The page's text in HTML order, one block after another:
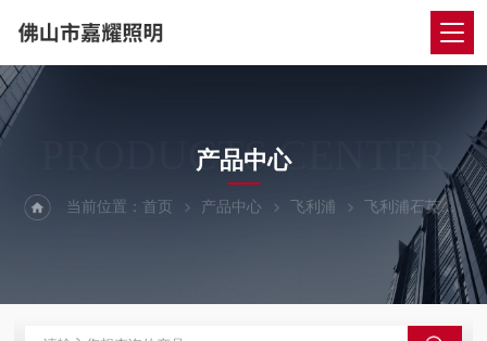
PRODUCTS CENTER
产品中心
当前位置：首页 产品中心 飞利浦 飞利浦石英金卤灯